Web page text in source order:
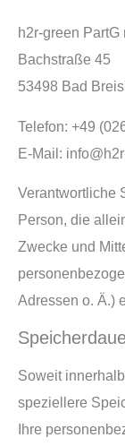
h2r-green PartG
Bachstraße 45
53498 Bad
Telefon: +49
E-Mail:
Verantwortliche
Person, die
Zwecke und
Adressen o. Ä.)
Soweit
speziellere
Ihre